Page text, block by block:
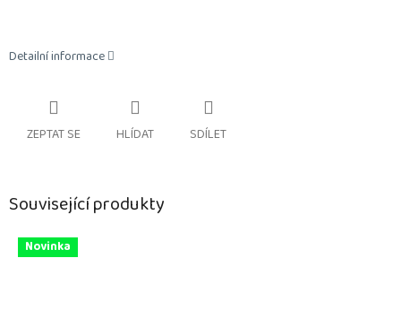
Detailní informace
ZEPTAT SE HLÍDAT SDÍLET
Související produkty
Novinka